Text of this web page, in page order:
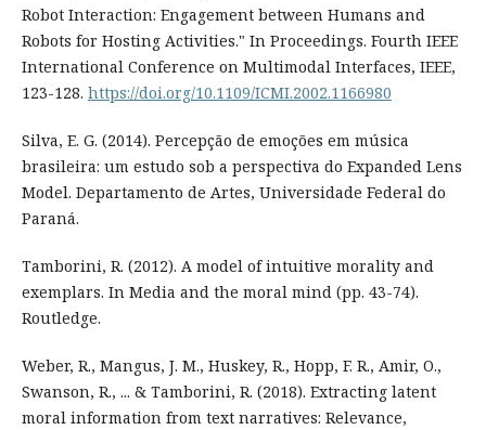
Robot Interaction: Engagement between Humans and
Robots for Hosting Activities." In Proceedings. Fourth IEEE
International Conference on Multimodal Interfaces, IEEE,
123-128. https://doi.org/10.1109/ICMI.2002.1166980
Silva, E. G. (2014). Percepção de emoções em música
brasileira: um estudo sob a perspectiva do Expanded Lens
Model. Departamento de Artes, Universidade Federal do
Paraná.
Tamborini, R. (2012). A model of intuitive morality and
exemplars. In Media and the moral mind (pp. 43-74).
Routledge.
Weber, R., Mangus, J. M., Huskey, R., Hopp, F. R., Amir, O.,
Swanson, R., ... & Tamborini, R. (2018). Extracting latent
moral information from text narratives: Relevance,